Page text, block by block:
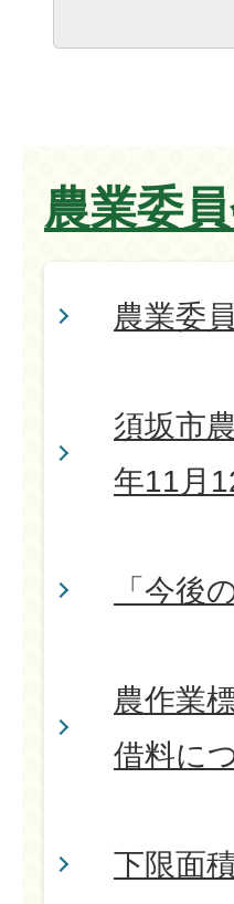
農業委
農業委
須坂市
年11月
「今後
農作業
借料に
下限面